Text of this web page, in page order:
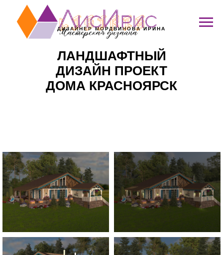
ЛАНДШАФТНЫЙ
ДИЗАЙН ПРОЕКТ
ДОМА КРАСНОЯРСК
ДИЗАЙНЕР МОРДВИНОВА ИРИНА